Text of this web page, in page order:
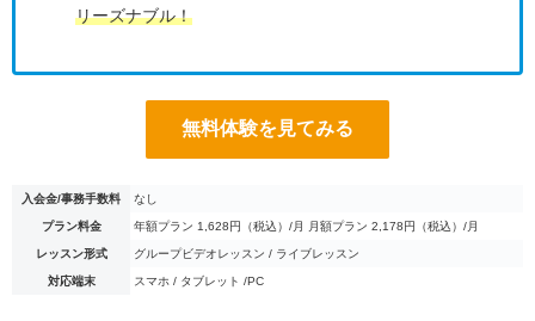
リーズナブル！
無料体験を見てみる
入会金/事務手数料 なし
プラン料金 年額プラン 1,628円（税込）/月 月額プラン 2,178円（税込）/月
レッスン形式 グループビデオレッスン / ライブレッスン
対応端末 スマホ / タブレット /PC